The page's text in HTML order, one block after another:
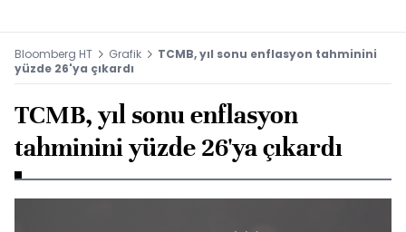
Bloomberg HT Grafik
TCMB, yıl sonu enflasyon tahminini
yüzde 26'ya çıkardı
TCMB, yıl sonu enflasyon
tahminini yüzde 26'ya çıkardı